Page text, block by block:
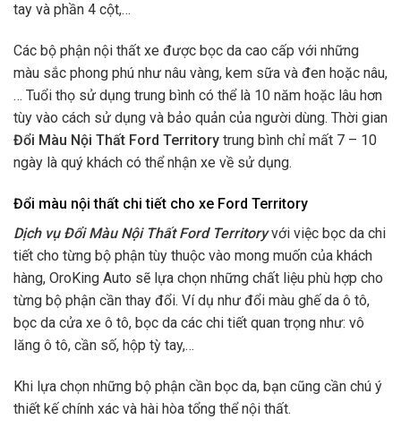
tay và phần 4 cột,…
Các bộ phận nội thất xe được bọc da cao cấp với những
màu sắc phong phú như nâu vàng, kem sữa và đen hoặc nâu,
… Tuổi thọ sử dụng trung bình có thể là 10 năm hoặc lâu hơn
tùy vào cách sử dụng và bảo quản của người dùng. Thời gian
Đổi Màu Nội Thất Ford Territory trung bình chỉ mất 7 – 10
ngày là quý khách có thể nhận xe về sử dụng.
Đổi màu nội thất chi tiết cho xe Ford Territory
Dịch vụ Đổi Màu Nội Thất Ford Territoryvới việc bọc da chi
tiết cho từng bộ phận tùy thuộc vào mong muốn của khách
hàng, OroKing Auto sẽ lựa chọn những chất liệu phù hợp cho
từng bộ phận cần thay đổi. Ví dụ như đổi màu ghế da ô tô,
bọc da cửa xe ô tô, bọc da các chi tiết quan trọng như: vô
lăng ô tô, cần số, hộp tỳ tay,…
Khi lựa chọn những bộ phận cần bọc da, bạn cũng cần chú ý
thiết kế chính xác và hài hòa tổng thể nội thất.